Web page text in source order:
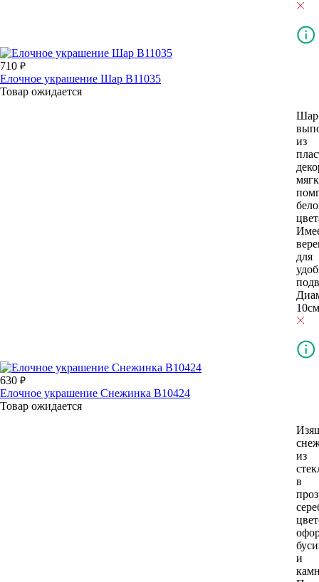
710
Елочное украшение Шар В11035
Товар ожидается
Шар
из
для
630
Елочное украшение Снежинка В10424
Товар ожидается
из
в
и